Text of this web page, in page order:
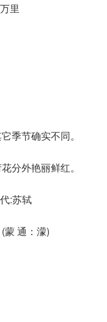
里
季节确实不同。
分外艳丽鲜红。
:苏轼
蒙 通：濛)